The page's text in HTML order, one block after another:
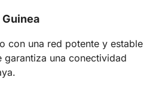
con una red potente y estable
garantiza una conectividad